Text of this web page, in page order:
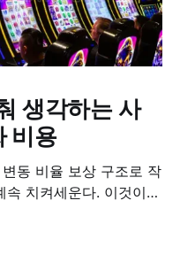
생각하는 사
비용
동 비율 보상 구조로 작
치켜세운다. 이것이